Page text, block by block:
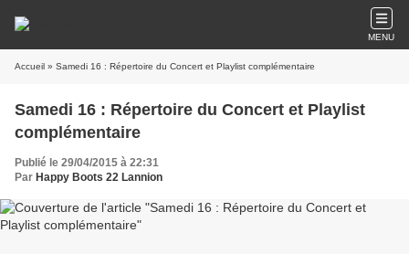
MENU
Accueil » Samedi 16 : Répertoire du Concert et Playlist complémentaire
Samedi 16 : Répertoire du Concert et Playlist
complémentaire
Publié le 29/04/2015 à 22:31
Par Happy Boots 22 Lannion